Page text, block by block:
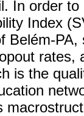
In order
Index
Belém-
rates,
is the